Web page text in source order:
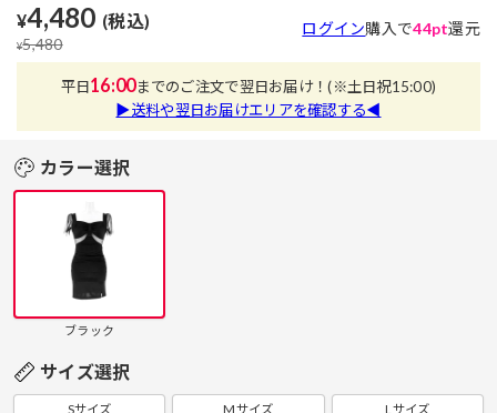
¥4,480 (税込)
¥5,480
ログイン購入で44pt還元
平日16:00までのご注文で翌日お届け！(※土日祝15:00)
▶送料や翌日お届けエリアを確認する◀
カラー選択
ブラック
サイズ選択
Sサイズ Mサイズ Lサイズ